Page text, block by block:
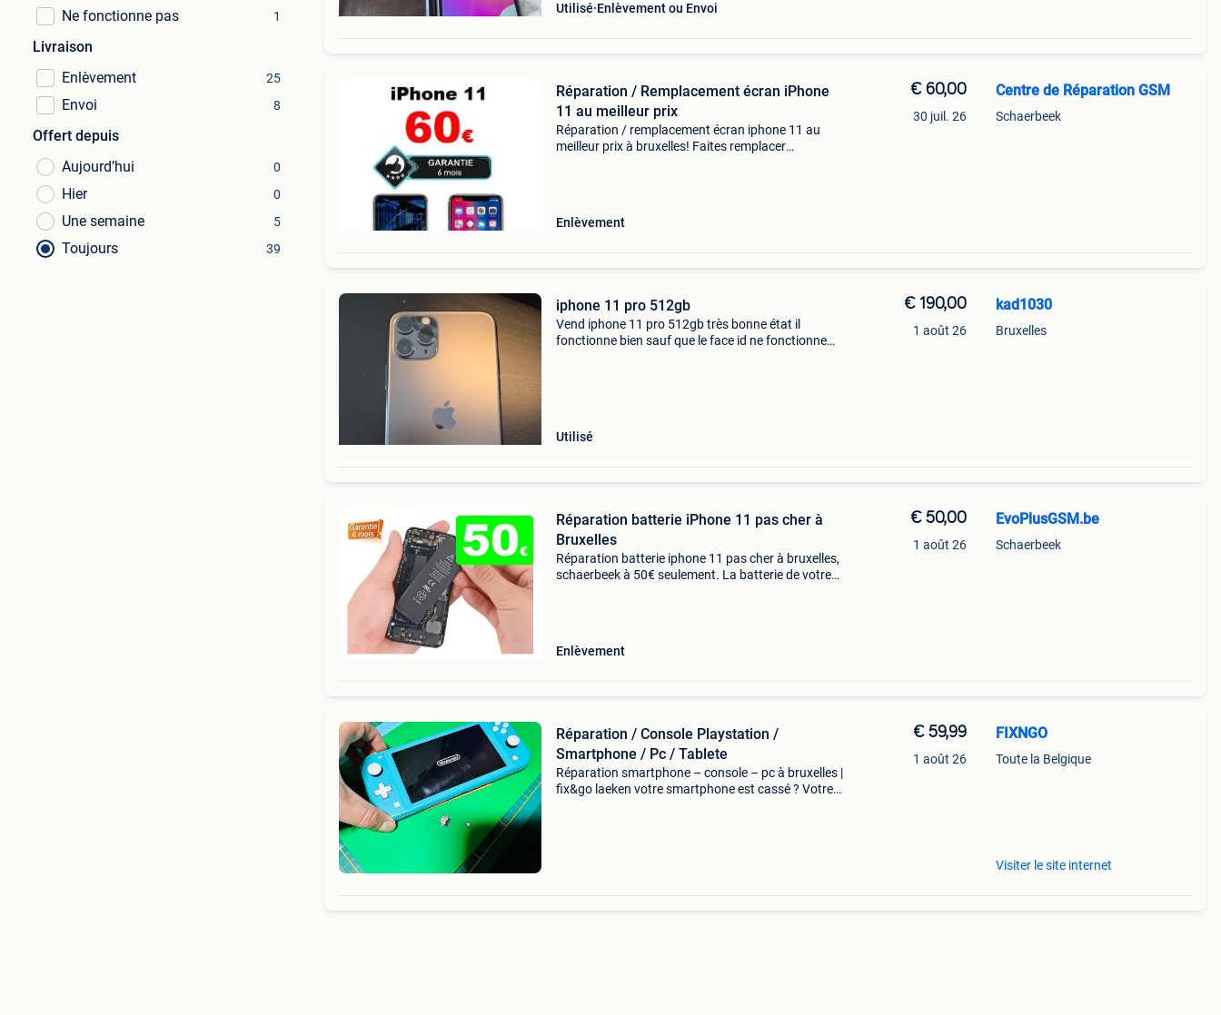
Ne fonctionne pas 1
Livraison
Enlèvement
25
Envoi 8
Offert depuis
Aujourd’hui
0
Hier 0
Une semaine 5
Toujours 39
Utilisé Enlèvement ou Envoi
Réparation / Remplacement écran iPhone
11 au meilleur prix
Réparation / remplacement écran iphone 11 au
meilleur prix à bruxelles! Faites remplacer
Enlèvement
€ 60,00
30 juil. 26
Centre de Réparation GSM
Schaerbeek
iphone 11 pro 512gb
Vend iphone 11 pro 512gb très bonne état il
fonctionne bien sauf que le face id ne fonctionne
Utilisé
€ 190,00
1 août 26
kad1030
Bruxelles
Réparation batterie iPhone 11 pas cher à
Bruxelles
Réparation batterie iphone 11 pas cher à bruxelles,
schaerbeek à 50€ seulement. La batterie de votre
Enlèvement
€ 50,00
1 août 26
EvoPlusGSM.be
Schaerbeek
Réparation / Console Playstation /
Smartphone / Pc / Tablete
Réparation smartphone – console – pc à bruxelles |
fix&go laeken votre smartphone est cassé ? Votre
€ 59,99
1 août 26
FIXNGO
Toute la Belgique
Visiter le site internet